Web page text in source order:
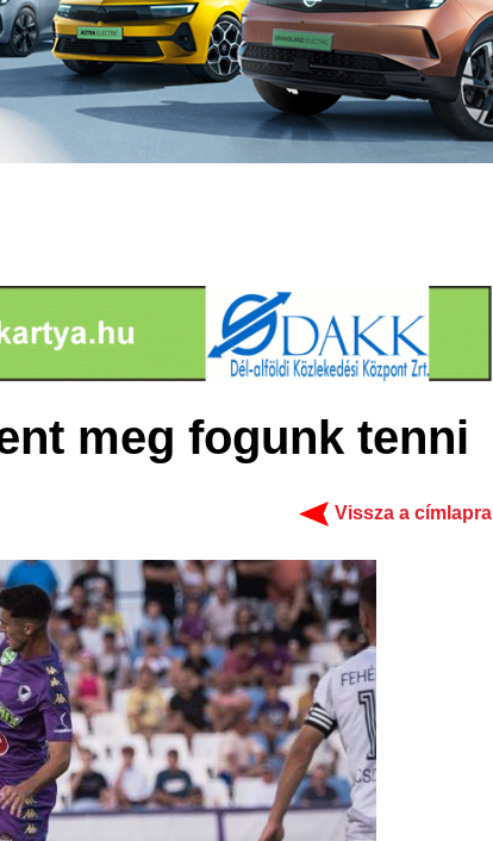
meg fogunk tenni
Vissza a címlapra